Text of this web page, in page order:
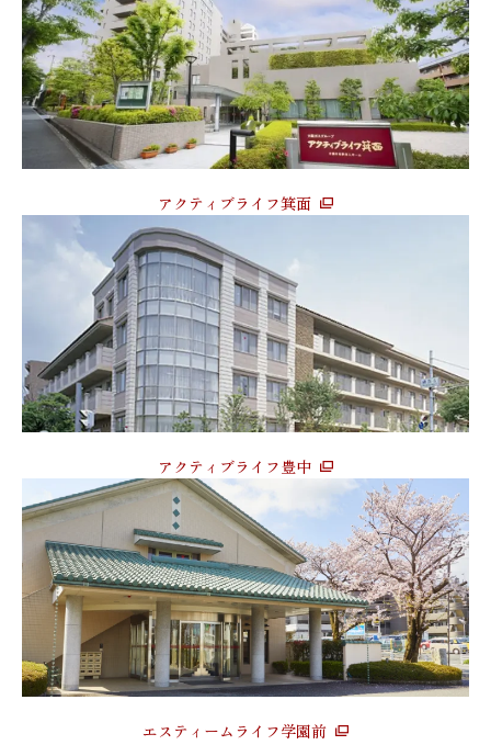
アクティブライフ箕面
アクティブライフ豊中
エスティームライフ学園前